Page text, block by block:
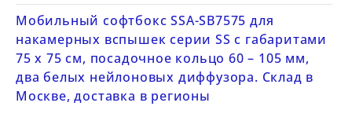
Мобильный софтбокс SSA-SB7575 для
накамерных вспышек серии SS с габаритами
75 х 75 см, посадочное кольцо 60 – 105 мм,
два белых нейлоновых диффузора. Склад в
Москве, доставка в регионы